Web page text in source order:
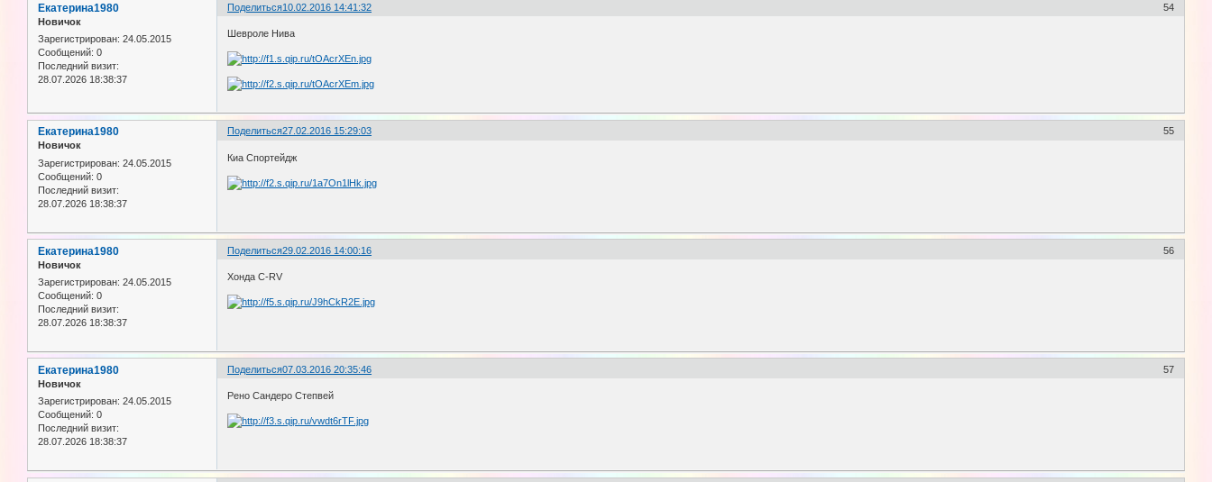
Поделиться 54
10.02.2016 14:41:32
Екатерина1980
Новичок
Зарегистрирован: 24.05.2015
Сообщений: 0
Последний визит:
28.07.2026 18:38:37
Шевроле Нива
Поделиться 55
27.02.2016 15:29:03
Екатерина1980
Новичок
Зарегистрирован: 24.05.2015
Сообщений: 0
Последний визит:
28.07.2026 18:38:37
Киа Спортейдж
Поделиться 56
29.02.2016 14:00:16
Екатерина1980
Новичок
Зарегистрирован: 24.05.2015
Сообщений: 0
Последний визит:
28.07.2026 18:38:37
Хонда C-RV
Поделиться 57
07.03.2016 20:35:46
Екатерина1980
Новичок
Зарегистрирован: 24.05.2015
Сообщений: 0
Последний визит:
28.07.2026 18:38:37
Рено Сандеро Степвей